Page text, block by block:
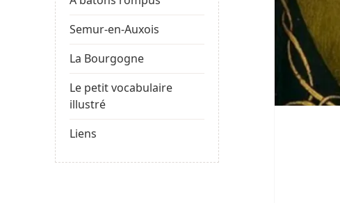
Semur-en-Auxois
La Bourgogne
Le petit vocabulaire
illustré
Liens